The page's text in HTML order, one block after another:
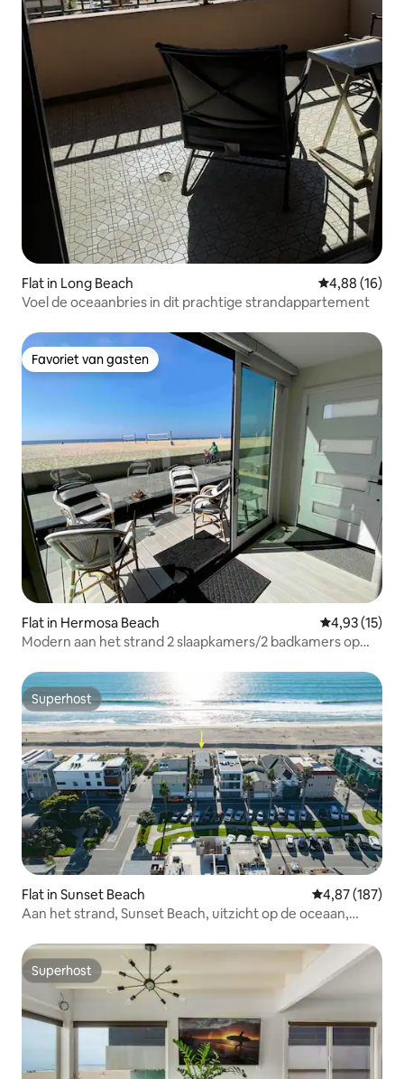
Flat in Long Beach Gemiddelde
4,88 (16)
Voel de oceaanbries in dit prachtige strandappartement
Favoriet van gasten
Favoriet van gasten
Flat in Hermosa Beach Gemiddelde
4,93 (15)
Modern aan het strand 2 slaapkamers/2 badkamers op
Superhost
Superhost
Flat in Sunset Beach Gemiddelde
4,87 (187)
Aan het strand, Sunset Beach, uitzicht op de oceaan,
Superhost
Superhost